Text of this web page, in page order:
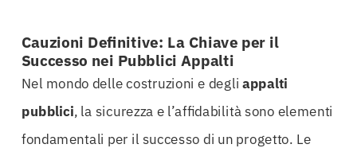
Cauzioni Definitive: La Chiave per il
Successo nei Pubblici Appalti
Nel mondo delle costruzioni e degliappalti
pubblici, la sicurezza e l’affidabilità sono elementi
fondamentali per il successo di un progetto. Le